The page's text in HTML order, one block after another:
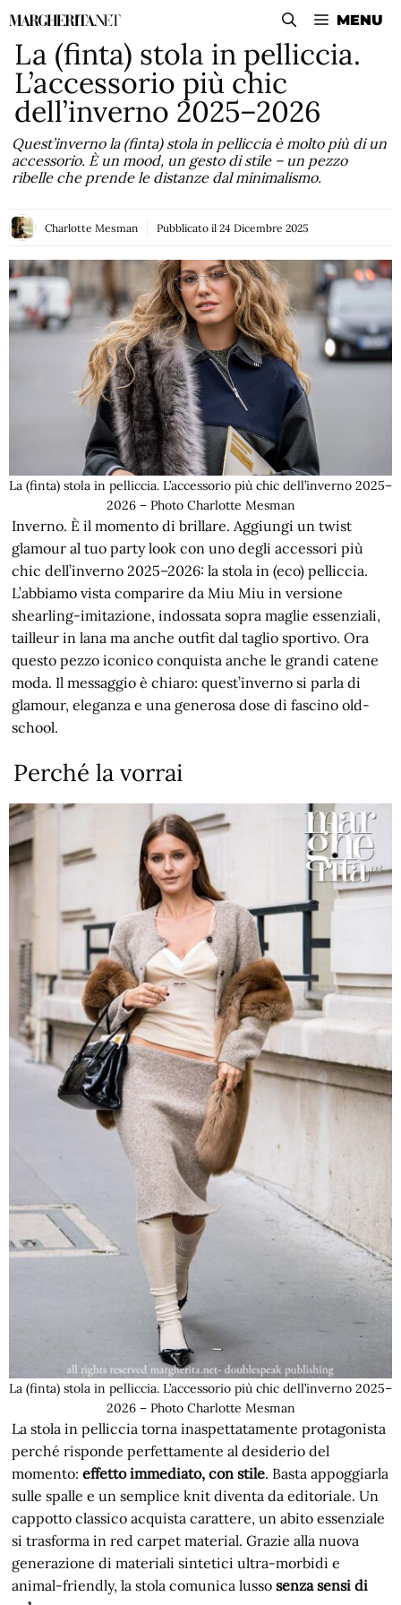
Vai
contenuto
MENU
La (finta) stola in pelliccia.
L’accessorio più chic
dell’inverno 2025–2026
Quest’inverno la (finta) stola in pelliccia è molto più di un
accessorio. È un mood, un gesto di stile – un pezzo
ribelle che prende le distanze dal minimalismo.
Charlotte Mesman Pubblicato il 24 Dicembre 2025
La (finta) stola in pelliccia. L’accessorio più chic dell’inverno 2025–
2026 – Photo Charlotte Mesman
Inverno. È il momento di brillare. Aggiungi un twist
glamour al tuo party look con uno degli accessori più
chic dell’inverno 2025–2026: la stola in (eco) pelliccia.
L’abbiamo vista comparire da Miu Miu in versione
shearling-imitazione, indossata sopra maglie essenziali,
tailleur in lana ma anche outfit dal taglio sportivo. Ora
questo pezzo iconico conquista anche le grandi catene
moda. Il messaggio è chiaro: quest’inverno si parla di
glamour, eleganza e una generosa dose di fascino old-
school.
Perché la vorrai
La (finta) stola in pelliccia. L’accessorio più chic dell’inverno 2025–
2026 – Photo Charlotte Mesman
La stola in pelliccia torna inaspettatamente protagonista
perché risponde perfettamente al desiderio del
momento:effettoimmediato, con stile. Basta appoggiarla
sulle spalle e un semplice knit diventa da editoriale. Un
cappotto classico acquista carattere, un abito essenziale
si trasforma in red carpet material. Grazie alla nuova
generazione di materiali sintetici ultra-morbidi e
animal-friendly, la stola comunica lussosenza sensi di